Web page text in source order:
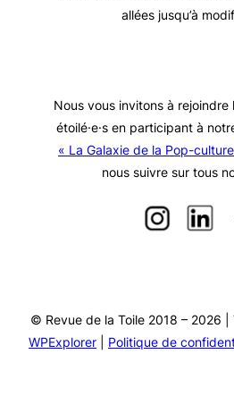
allées jusqu’à
Nous vous invitons à
étoilé·e·s en participant à
« La Galaxie de la Pop-
nous suivre sur tous
© Revue de la Toile 2018 – 2026 |
WPExplorer
Politique de